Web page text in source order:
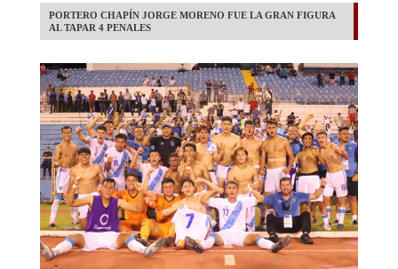
PORTERO CHAPÍN JORGE MORENO FUE LA GRAN FIGURA
AL TAPAR 4 PENALES